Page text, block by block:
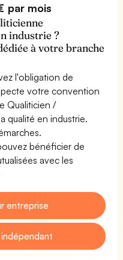
par mois
industrie ?
à votre branche
l'obligation de
votre convention
Qualiticien /
qualité en industrie.
bénéficier de
avec les
entreprise